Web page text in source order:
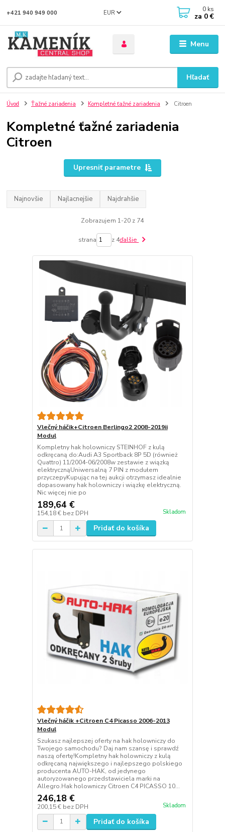
Menu
EUR
Hľadať
+421 940 949 000 0 ks
za 0 €
Úvod Ťažné zariadenia Kompletné ťažné zariadenia Citroen
Kompletné ťažné zariadenia
Citroen
Upresniť parametre
Najnovšie Najlacnejšie Najdrahšie
Zobrazujem 1-20 z 74
strana z 4ďalšie
Vlečný háčik+Citroen Berlingo2 2008-2019ii
Modul
Kompletny hak holowniczy STEINHOF z kulą
odkręcaną do:Audi A3 Sportback 8P 5D (również
Quattro) 11/2004-06/2008w zestawie z wiązką
elektrycznąUniwersalną 7 PIN z modułem
przyczepyKupując na tej aukcji otrzymasz idealnie
dopasowany hak holowniczy i wiązkę elektryczną.
Nic więcej nie po
189,64 €
154,18 € bez DPH Skladom
Pridať do košíka
Vlečný háčik +Citroen C4 Picasso 2006-2013
Modul
Szukasz najlepszej oferty na hak holowniczy do
Twojego samochodu? Daj nam szansę i sprawdź
naszą ofertę!Kompletny hak holowniczy z kulą
odkręcaną największego i najlepszego polskiego
producenta AUTO-HAK, od jedynego
autoryzowanego przedstawiciela marki na
Allegro.Hak holowniczy Citroen C4 PICASSO 10...
246,18 €
200,15 € bez DPH Skladom
Pridať do košíka